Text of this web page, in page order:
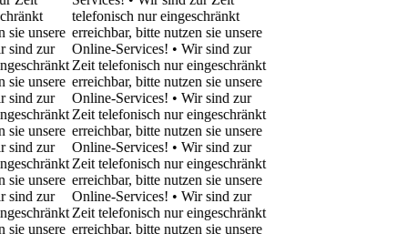
telefonisch nur eingeschränkt
erreichbar, bitte nutzen sie unsere
Online-Services! • Wir sind zur
Zeit telefonisch nur eingeschränkt
erreichbar, bitte nutzen sie unsere
Online-Services! • Wir sind zur
Zeit telefonisch nur eingeschränkt
erreichbar, bitte nutzen sie unsere
Online-Services! • Wir sind zur
Zeit telefonisch nur eingeschränkt
erreichbar, bitte nutzen sie unsere
Online-Services! • Wir sind zur
Zeit telefonisch nur eingeschränkt
erreichbar, bitte nutzen sie unsere